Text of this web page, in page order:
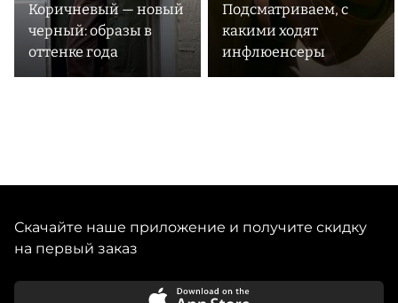
Коричневый — новый
черный: образы в
оттенке года
Подсматриваем, с
какими ходят
инфлюенсеры
Скачайте наше приложение и получите скидку
на первый заказ